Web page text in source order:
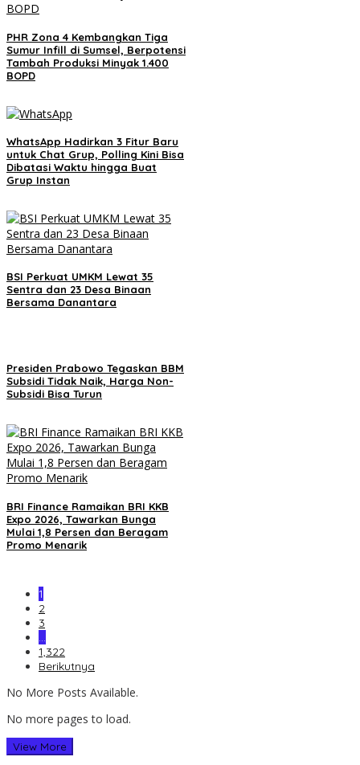
PHR Zona 4 Kembangkan Tiga
Sumur Infill di Sumsel, Berpotensi
Tambah Produksi Minyak 1.400
BOPD
WhatsApp Hadirkan 3 Fitur Baru
untuk Chat Grup, Polling Kini Bisa
Dibatasi Waktu hingga Buat
Grup Instan
BSI Perkuat UMKM Lewat 35
Sentra dan 23 Desa Binaan
Bersama Danantara
Presiden Prabowo Tegaskan BBM
Subsidi Tidak Naik, Harga Non-
Subsidi Bisa Turun
BRI Finance Ramaikan BRI KKB
Expo 2026, Tawarkan Bunga
Mulai 1,8 Persen dan Beragam
Promo Menarik
1
2
3
…
1,322
Berikutnya
No More Posts Available.
No more pages to load.
View More